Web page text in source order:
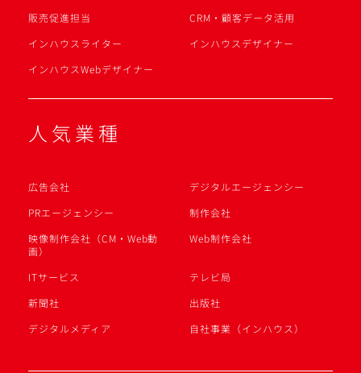
販売促進担当
CRM・顧客データ活用
インハウスライター
インハウスデザイナー
インハウスWebデザイナー
人気業種
広告会社
デジタルエージェンシー
PRエージェンシー
制作会社
映像制作会社（CM・Web動
画）
Web制作会社
ITサービス
テレビ局
新聞社
出版社
デジタルメディア
自社事業（インハウス）